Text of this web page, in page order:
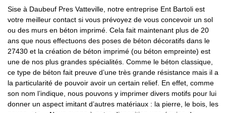
Sise à Daubeuf Pres Vatteville, notre entreprise Ent Bartoli est
votre meilleur contact si vous prévoyez de vous concevoir un sol
ou des murs en béton imprimé. Cela fait maintenant plus de 20
ans que nous effectuons des poses de béton décoratifs dans le
27430 et la création de béton imprimé (ou béton empreinte) est
une de nos plus grandes spécialités. Comme le béton classique,
ce type de béton fait preuve d’une très grande résistance mais il a
la particularité de pouvoir avoir un certain relief. En effet, comme
son nom l’indique, nous pouvons y imprimer divers motifs pour lui
donner un aspect imitant d’autres matériaux : la pierre, le bois, les